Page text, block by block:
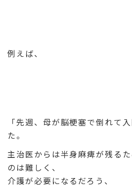
例えば、
「先週、母が脳梗塞で倒れて
た。
主治医からは半身麻痺が残る
のは難しく、
介護が必要になるだろう、